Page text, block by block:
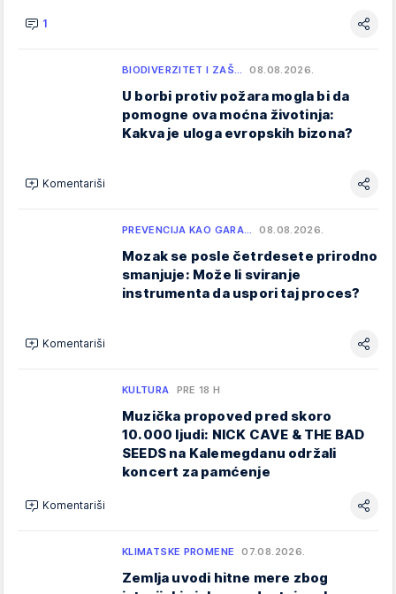
1
BIODIVERZITET I ZAŠ… 08.08.2026.
U borbi protiv požara mogla bi da
pomogne ova moćna životinja:
Kakva je uloga evropskih bizona?
Komentariši
PREVENCIJA KAO GARA… 08.08.2026.
Mozak se posle četrdesete prirodno
smanjuje: Može li sviranje
instrumenta da uspori taj proces?
Komentariši
KULTURA PRE 18 H
Muzička propoved pred skoro
10.000 ljudi: NICK CAVE & THE BAD
SEEDS na Kalemegdanu održali
koncert za pamćenje
Komentariši
KLIMATSKE PROMENE 07.08.2026.
Zemlja uvodi hitne mere zbog